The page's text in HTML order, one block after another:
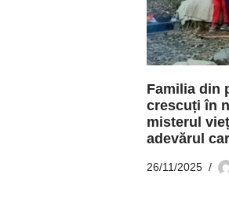
Familia din
crescuți în
misterul
adevărul
26/11/2025